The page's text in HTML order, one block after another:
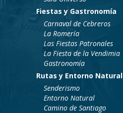
Fiestas y Gastronomía
Carnaval de Cebreros
La Romería
Las Fiestas Patronales
La Fiesta de la Vendimia
Gastronomía
Rutas y Entorno Natural
Senderismo
Entorno Natural
Camino de Santiago